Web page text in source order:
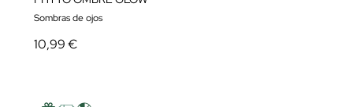
Sombras de ojos
10,99 €